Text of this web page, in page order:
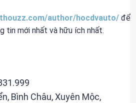
author/hocdvauto/ để
tin mới nhất và hữu ích nhất.
Bình Châu, Xuyên Mộc,